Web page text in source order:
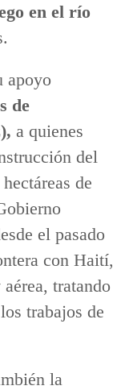
en el río
apoyo
de
a quienes
del
de
el pasado
con Haití,
tratando
trabajos de
la